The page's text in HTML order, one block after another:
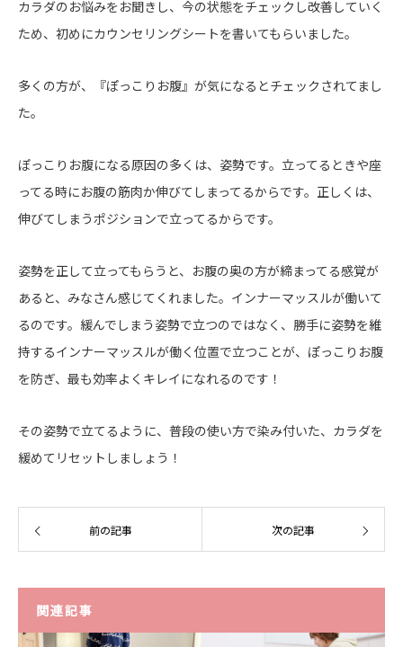
カラダのお悩みをお聞きし、今の状態をチェックし改善していく
ため、初めにカウンセリングシートを書いてもらいました。
多くの方が、『ぽっこりお腹』が気になるとチェックされてまし
た。
ぽっこりお腹になる原因の多くは、姿勢です。立ってるときや座
ってる時にお腹の筋肉か伸びてしまってるからです。正しくは、
伸びてしまうポジションで立ってるからです。
姿勢を正して立ってもらうと、お腹の奥の方が締まってる感覚が
あると、みなさん感じてくれました。インナーマッスルが働いて
るのです。緩んでしまう姿勢で立つのではなく、勝手に姿勢を維
持するインナーマッスルが働く位置で立つことが、ぽっこりお腹
を防ぎ、最も効率よくキレイになれるのです！
その姿勢で立てるように、普段の使い方で染み付いた、カラダを
緩めてリセットしましょう！
前の記事 次の記事
関連記事